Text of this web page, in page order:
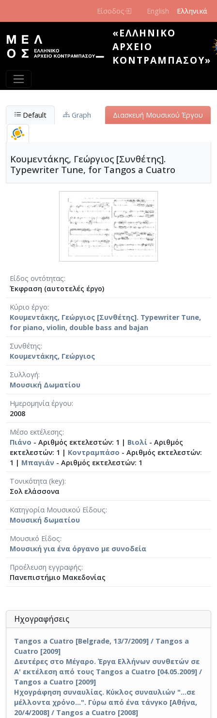
Είσοδος English Ελληνικά
«ΕΛΛΗΝΙΚΌ
ΑΡΧΕΊΟ
ΚΟΝΤΡΑΜΠΆΣΟΥ»
Default Graph Διασκευή Μουσικού Έργου
Κουμεντάκης, Γεώργιος [Συνθέτης].
Typewriter Tune, for Tangos a Cuatro
Είδος οντότητας
Έκφραση (αυτοτελές έργο)
Κύριο έργο
Κουμεντάκης, Γεώργιος [Συνθέτης]. Typewriter Tune,
for piano, violin, double bass and bajan
Συνθέτης
Κουμεντάκης, Γεώργιος
Συλλογή
Μουσική Δωματίου
Ημερομηνία έργου
2008
Μέσο εκτέλεσης
Πιάνο - Αριθμός εκτελεστών: 1 | Βιολί - Αριθμός
εκτελεστών: 1 | Κοντραμπάσο - Αριθμός εκτελεστών:
1 | Μπαγιάν - Αριθμός εκτελεστών: 1
Τονικότητα (key)
Σολ ελάσσονα
Κατηγορία Μουσικού Είδους
Μουσική δωματίου
Μουσικό Είδος
Μουσική για ένα όργανο με συνοδεία
Προέλευση εγγραφής
Πανεπιστήμιο Μακεδονίας
Ηχογραφήσεις
Tangos a Cuatro [Belgrade, 13/7/2009] / Tangos a
Cuatro [2009]
Δευτέρες στο Μέγαρο. Έργα Ελλήνων συνθετών σε
Α' εκτέλεση από τους Tangos a Cuatro [04.05.2009] /
Tangos a Cuatro [2009]
Ηχογράφηση συναυλίας. Κύκλος συναυλιών "...σε
μέλλοντα χρόνο...". Γύρω από ένα τάνγκο [Αθήνα,
20/4/2008] / Tangos a Cuatro [2008]